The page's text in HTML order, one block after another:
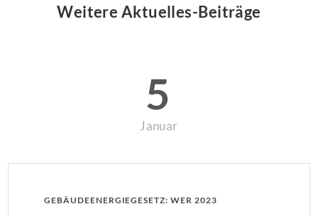
Weitere Aktuelles-Beiträge
5
Januar
GEBÄUDEENERGIEGESETZ: WER 2023